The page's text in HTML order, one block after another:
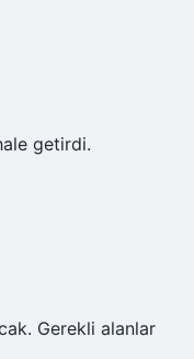
getirdi.
Gerekli alanlar